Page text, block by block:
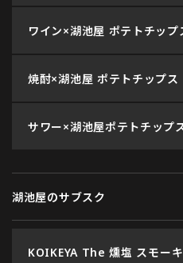
ワイン×湖池屋 ポテトチップ
焼酎×湖池屋 ポテトチップス
サワー×湖池屋ポテトチップ
湖池屋のサブスク
KOIKEYA The 燻塩 スモー